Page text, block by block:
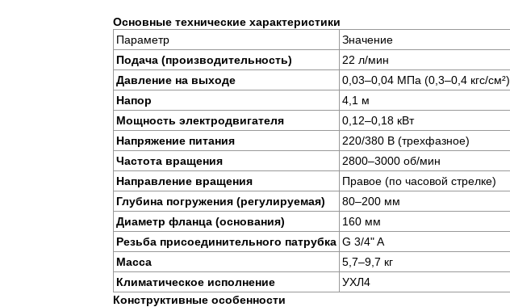
Основные технические характеристики
Параметр
Значение
Подача (производительность)
22 л/мин
Давление на выходе
0,03–0,04 МПа (0,3–0,4 кгс/см²)
Напор
4,1 м
Мощность электродвигателя
0,12–0,18 кВт
Напряжение питания
220/380 В (трехфазное)
Частота вращения
2800–3000 об/мин
Направление вращения
Правое (по часовой стрелке)
Глубина погружения (регулируемая)
80–200 мм
Диаметр фланца (основания)
160 мм
Резьба присоединительного патрубка G 3/4" A
Масса
5,7–9,7 кг
Климатическое исполнение
УХЛ4
Конструктивные особенности